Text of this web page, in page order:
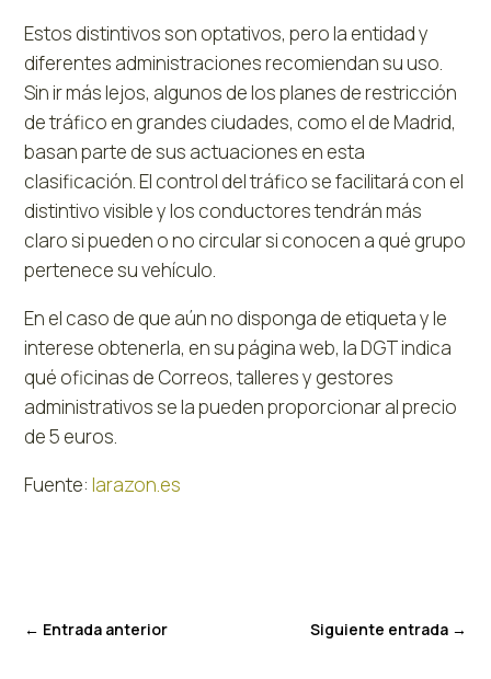
Estos distintivos son optativos, pero la entidad y
diferentes administraciones recomiendan su uso.
Sin ir más lejos, algunos de los planes de restricción
de tráfico en grandes ciudades, como el de Madrid,
basan parte de sus actuaciones en esta
clasificación. El control del tráfico se facilitará con el
distintivo visible y los conductores tendrán más
claro si pueden o no circular si conocen a qué grupo
pertenece su vehículo.
En el caso de que aún no disponga de etiqueta y le
interese obtenerla, en su página web, la DGT indica
qué oficinas de Correos, talleres y gestores
administrativos se la pueden proporcionar al precio
de 5 euros.
Fuente:larazon.es
← Entrada anterior Siguiente entrada→